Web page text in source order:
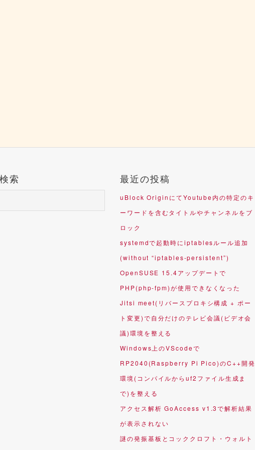
索 最近の投稿
uBlock OriginにてYoutube内の特定のキ
ーワードを含むタイトルやチャンネルをブ
ロック
systemdで起動時にiptablesルール追加
(without “iptables-persistent”)
OpenSUSE 15.4アップデートで
PHP(php-fpm)が使用できなくなった
Jitsi meet(リバースプロキシ構成 + ポー
ト変更)で自分だけのテレビ会議(ビデオ会
議)環境を整える
Windows上のVScodeで
RP2040(Raspberry Pi Pico)のC++開発
環境(コンパイルからuf2ファイル生成ま
で)を整える
アクセス解析 GoAccess v1.3で解析結果
が表示されない
謎の発振基板とコッククロフト・ウォルト